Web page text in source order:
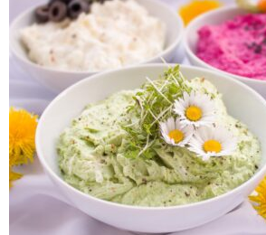
3 nejlepší letní pomazánky
5. 8. 2026